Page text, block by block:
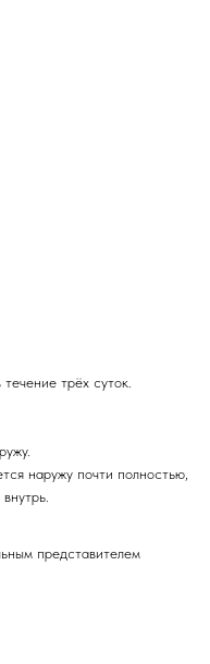
трёх суток.
наружу почти полностью,
представителем